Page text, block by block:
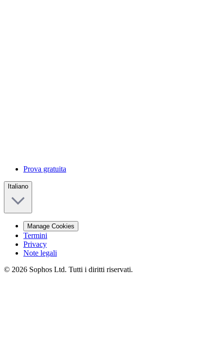
Prova gratuita
Italiano
Manage Cookies
Termini
Privacy
Note legali
© 2026 Sophos Ltd. Tutti i diritti riservati.